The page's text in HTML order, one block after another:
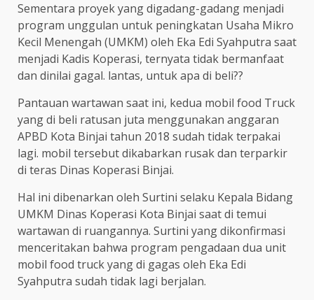
Sementara proyek yang digadang-gadang menjadi
program unggulan untuk peningkatan Usaha Mikro
Kecil Menengah (UMKM) oleh Eka Edi Syahputra saat
menjadi Kadis Koperasi, ternyata tidak bermanfaat
dan dinilai gagal. lantas, untuk apa di beli??
Pantauan wartawan saat ini, kedua mobil food Truck
yang di beli ratusan juta menggunakan anggaran
APBD Kota Binjai tahun 2018 sudah tidak terpakai
lagi. mobil tersebut dikabarkan rusak dan terparkir
di teras Dinas Koperasi Binjai.
Hal ini dibenarkan oleh Surtini selaku Kepala Bidang
UMKM Dinas Koperasi Kota Binjai saat di temui
wartawan di ruangannya. Surtini yang dikonfirmasi
menceritakan bahwa program pengadaan dua unit
mobil food truck yang di gagas oleh Eka Edi
Syahputra sudah tidak lagi berjalan.